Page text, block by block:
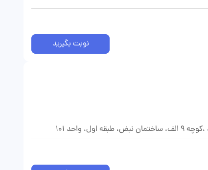
نوبت بگیرید
واحد 101